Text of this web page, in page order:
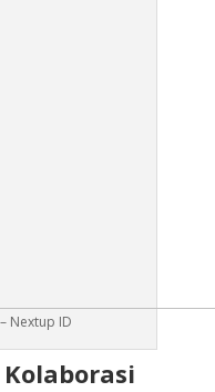
Nextup ID